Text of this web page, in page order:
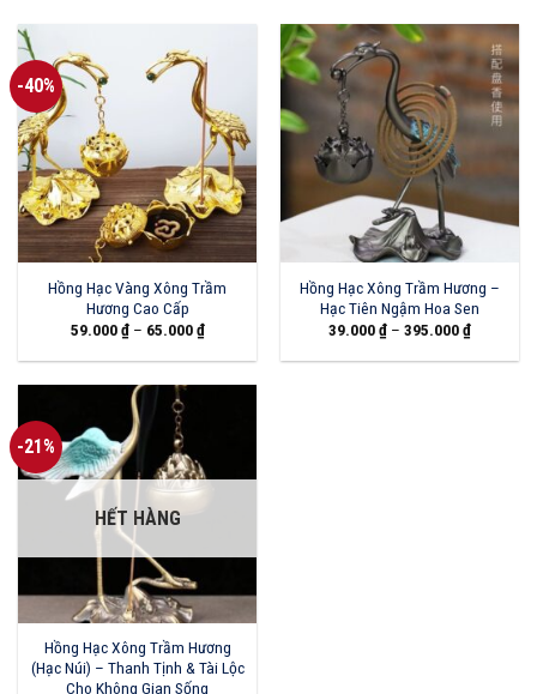
-40%
Hồng Hạc Vàng Xông Trầm
Hương Cao Cấp
59.000₫– 65.000₫
Hồng Hạc Xông Trầm Hương –
Hạc Tiên Ngậm Hoa Sen
39.000₫ – 395.000₫
-21%
HẾT HÀNG
Hồng Hạc Xông Trầm Hương
(Hạc Núi) – Thanh Tịnh & Tài Lộc
Cho Không Gian Sống